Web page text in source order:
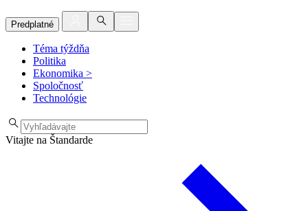
Predplatné
Téma týždňa
Politika
Ekonomika >
Spoločnosť
Technológie
Vitajte na Štandarde